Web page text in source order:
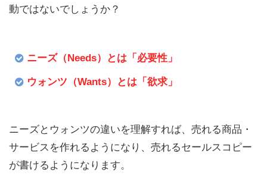
動ではないでしょうか？
ニーズ（Needs）とは「必要性」
ウォンツ（Wants）とは「欲求」
ニーズとウォンツの違いを理解すれば、売れる商品・
サービスを作れるようになり、売れるセールスコピー
が書けるようになります。